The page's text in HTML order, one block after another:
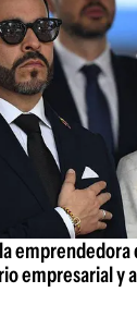
empresarial y